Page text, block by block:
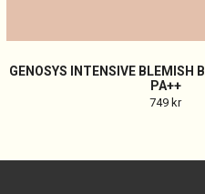
GENOSYS INTENSIVE BLEMISH
PA++
749 kr